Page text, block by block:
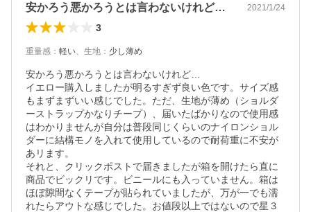
安かろう悪かろうとは言わないけれど…イ… 2021/1/24
3
重量感 ： 軽い、 生地 ： 少し薄め
安かろう悪かろうとは言わないけれど…
イエロー購入しましたが明るすぎず良い色です。サイズ感
もまずまずいい感じでした。ただ、生地が薄め（ショルダ
ーストラップかなりチープ）、届いたばかりなので使用感
はわかりませんが自分は普段同じくらいのナイロンショル
ダーに結構モノを入れて使用しているので耐荷重に不安が
あリます。
それと、クリックポストで届きましたが箱を開けたら直に
商品でビックリです。ビニールにも入っていません。箱は
ほぼ隙間なくテープが貼られていましたが、万が一でも濡
れたらアウトな感じでした。お値段以上ではないので星３